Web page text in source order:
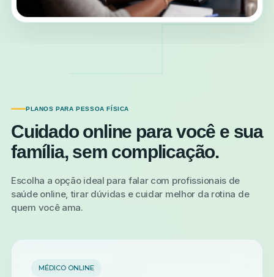
PLANOS PARA PESSOA FÍSICA
Cuidado online para você e sua
família, sem complicação.
Escolha a opção ideal para falar com profissionais de
saúde online, tirar dúvidas e cuidar melhor da rotina de
quem você ama.
MÉDICO ONLINE